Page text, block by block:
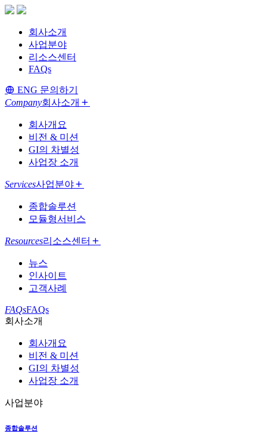
회사소개
사업분야
리소스센터
FAQs
ENG 문의하기
Company회사소개
회사개요
비전 & 미션
GI의 차별성
사업장 소개
Services사업분야
종합솔루션
모듈형서비스
Resources리소스센터
뉴스
인사이트
고객사례
FAQsFAQs
회사소개
회사개요
비전 & 미션
GI의 차별성
사업장 소개
사업분야
종합솔루션